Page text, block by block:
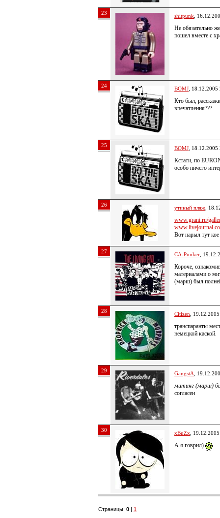
23 shitpunk ,
Не обязательно
пошел вместе с
24 BOMJ ,
Кто был,
впечатления???
25 BOMJ ,
Кстати, по
особо ничего
26 утиный пляж ,
www.grani.ru/
Вот нарыл тут кое
27 CA-Punker ,
Короче,
материалами о
(марш) был
28 Citizen ,
транспаранты
немецкой каской.
29 GangstA ,
митинг (марш)
согласен
30 xBuZx ,
А я говрил)
Страницы: 0 | 1